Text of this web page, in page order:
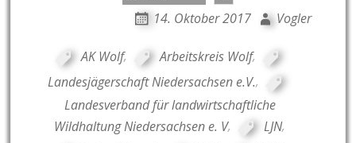
14. Oktober 2017 Vogler
AK Wolf, Arbeitskreis Wolf,
Landesjägerschaft Niedersachsen e.V.,
Landesverband für landwirtschaftliche
Wildhaltung Niedersachsen e. V, LJN,